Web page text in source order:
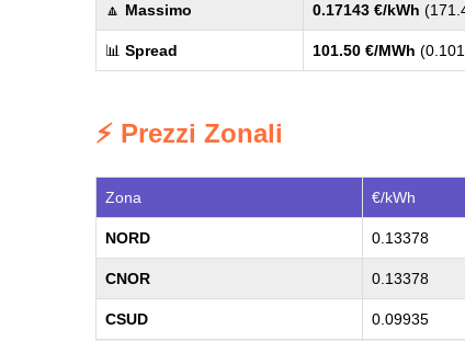
🔼 Massimo 0.17143 €/kWh
📊 Spread 101.50 €/MWh
⚡ Prezzi Zonali
Zona €/kWh
NORD 0.13378
CNOR 0.13378
CSUD 0.09935